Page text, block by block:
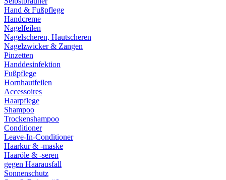
Hand & Fußpflege
Handcreme
Nagelfeilen
Nagelscheren, Hautscheren
Nagelzwicker & Zangen
Pinzetten
Handdesinfektion
Fußpflege
Hornhautfeilen
Accessoires
Haarpflege
Shampoo
Trockenshampoo
Conditioner
Leave-In-Conditioner
Haarkur & -maske
Haaröle & -seren
gegen Haarausfall
Sonnenschutz